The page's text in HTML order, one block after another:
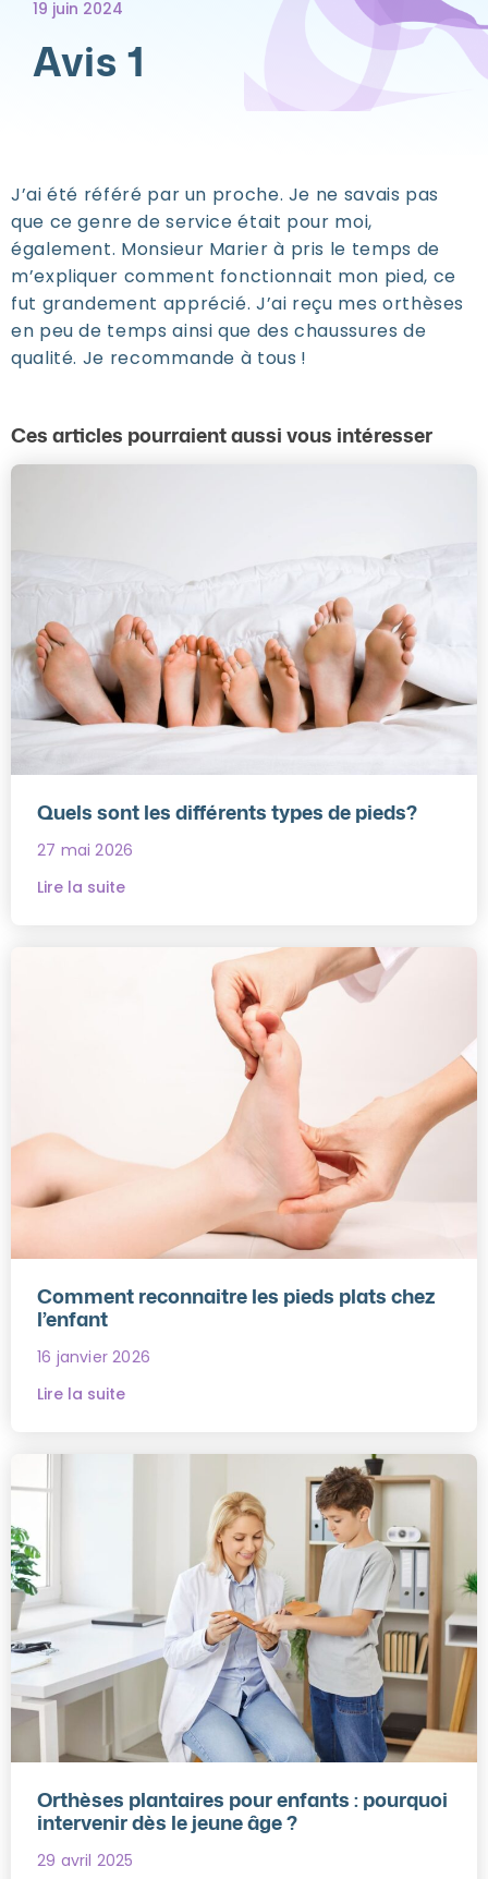
19 juin 2024
Avis 1
Ces articles pourraient aussi vous intéresser
Quels sont les différents types de pieds?
27 mai 2026
Lire la suite
Comment reconnaitre les pieds plats chez
l’enfant
16 janvier 2026
Lire la suite
Orthèses plantaires pour enfants : pourquoi
intervenir dès le jeune âge ?
29 avril 2025
J’ai été référé par un proche. Je ne savais pas
que ce genre de service était pour moi,
également. Monsieur Marier à pris le temps de
m’expliquer comment fonctionnait mon pied, ce
fut grandement apprécié. J’ai reçu mes orthèses
en peu de temps ainsi que des chaussures de
qualité. Je recommande à tous !